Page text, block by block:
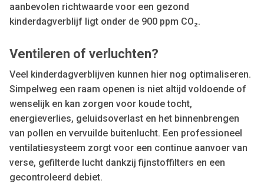
aanbevolen richtwaarde voor een gezond
kinderdagverblijf ligt onder de 900 ppm CO₂.
Ventileren of verluchten?
Veel kinderdagverblijven kunnen hier nog optimaliseren.
Simpelweg een raam openen is niet altijd voldoende of
wenselijk en kan zorgen voor koude tocht,
energieverlies, geluidsoverlast en het binnenbrengen
van pollen en vervuilde buitenlucht. Een professioneel
ventilatiesysteem zorgt voor een continue aanvoer van
verse, gefilterde lucht dankzij fijnstoffilters en een
gecontroleerd debiet.